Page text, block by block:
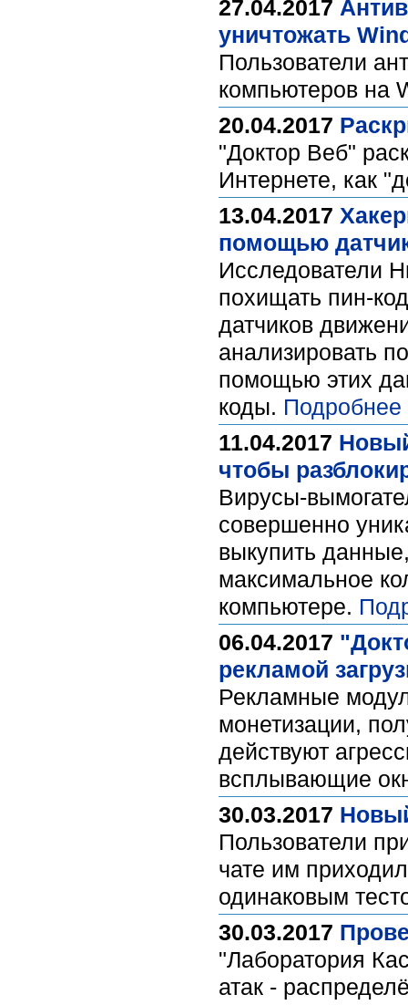
27.04.2017
уничтожать
Пользователи
компьютеров на
20.04.2017
"Доктор Веб"
Интернете, как
13.04.2017
помощью
Исследователи
похищать пин-
датчиков
анализировать
помощью этих
коды. Подробнее
11.04.2017
чтобы
Вирусы-
совершенно
выкупить
максимальное
компьютере.
06.04.2017
рекламой
Рекламные
монетизации,
действуют
всплывающие
30.03.2017
Пользователи
чате им
одинаковым
30.03.2017
"Лаборатория
атак -